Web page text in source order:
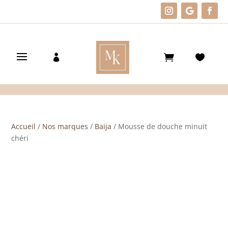
Accueil / Nos marques / Baija / Mousse de douche minuit
chéri